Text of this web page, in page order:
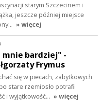
starym Szczecinem i
jeszcze później miejsce
» więcej
mnie bardziej" -
Frymus
się w piecach, zabytkowych
stare rzemiosło potrafi
i wyjątkowość… » więcej